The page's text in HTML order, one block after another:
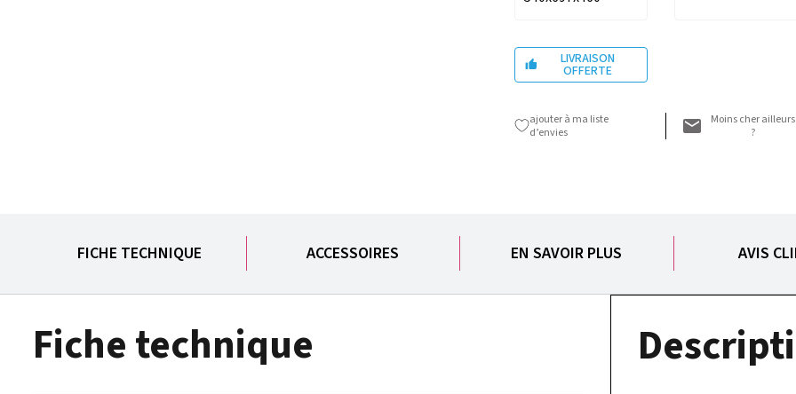
 LIVRAISON
OFFERTE
ajouter à ma liste
d’envies
Moins cher ailleurs
?
FICHE TECHNIQUE ACCESSOIRES EN SAVOIR PLUS AVIS
Fiche technique